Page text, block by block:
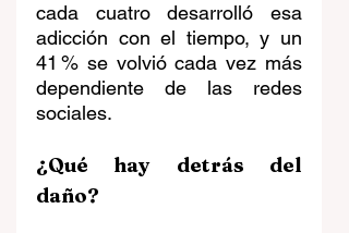
cada cuatro desarrolló esa
adicción con el tiempo, y un
41 % se volvió cada vez más
dependiente de las redes
sociales.
¿Qué hay detrás del
daño?